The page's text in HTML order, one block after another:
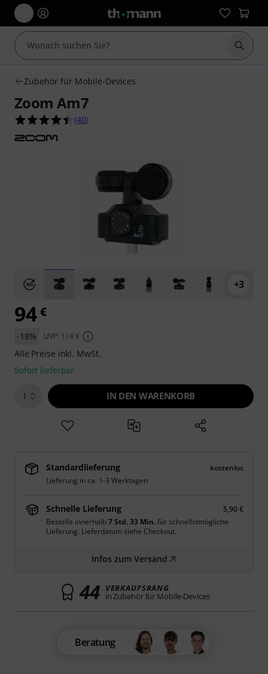
Suche
Zubehör für Mobile-Devices
Zoom Am7
4.5 von 5 Sternen aus 40 Kundenbewertungen
(40)
+3
94€
-18% UVP: 114 €
Alle Preise inkl. MwSt.
Sofort lieferbar
1 IN DEN WARENKORB
Standardlieferung
kostenlos
Lieferung in ca. 1-3 Werktagen
Schnelle Lieferung
5,90 €
Bestelle innerhalb7 Std. 33 Min.für schnellstmögliche
Lieferung. Lieferdatum siehe Checkout.
Infos zum Versand
44 VERKAUFSRANG
in Zubehör für Mobile-Devices
Beratung